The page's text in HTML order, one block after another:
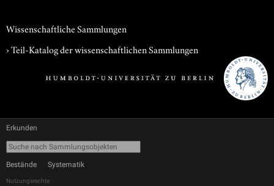
Wissenschaftliche Sammlungen
› Teil-Katalog der wissenschaftlichen Sammlungen
Erkunden
Bestände Systematik
Nutzungsrechte